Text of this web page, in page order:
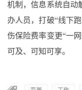
机制，信息系统自动
办人员，打破“线下
伤保险费率变更“一
可及、可知可享。